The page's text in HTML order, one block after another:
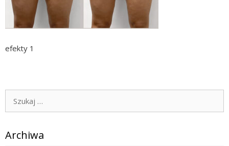
efekty 1
Szukaj:
Archiwa